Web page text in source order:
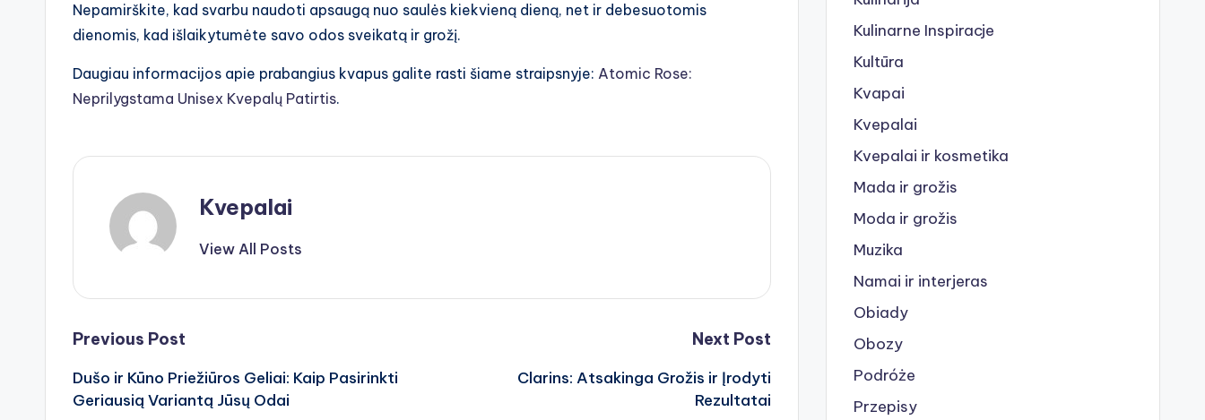
Nepamirškite, kad svarbu naudoti apsaugą nuo saulės kiekvieną dieną, net ir debesuotomis
dienomis, kad išlaikytumėte savo odos sveikatą ir grožį.
Daugiau informacijos apie prabangius kvapus galite rasti šiame straipsnyje: Atomic Rose:
Neprilygstama Unisex Kvepalų Patirtis.
Kvepalai
View All Posts
Post
navigation
Previous Post
Dušo ir Kūno Priežiūros Geliai: Kaip Pasirinkti
Geriausią Variantą Jūsų Odai
Next Post
Clarins: Atsakinga Grožis ir Įrodyti
Rezultatai
Kulinarne Inspiracje
Kultūra
Kvapai
Kvepalai
Kvepalai ir kosmetika
Mada ir grožis
Moda ir grožis
Muzika
Namai ir interjeras
Obiady
Obozy
Podróże
Przepisy